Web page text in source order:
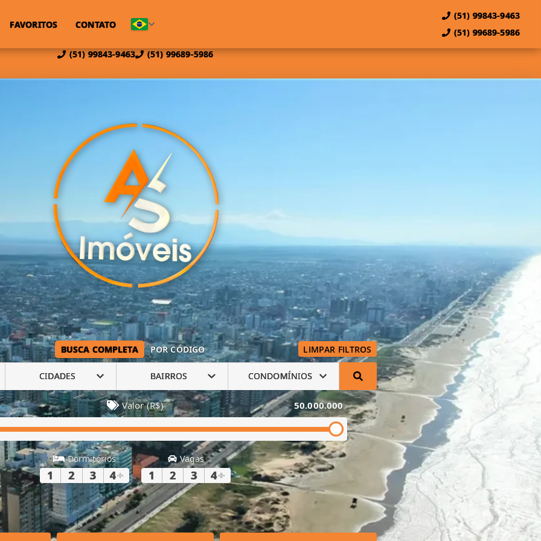
(51) 99843-9463 (51) 99689-5986
FAVORITOS CONTATO
(51) 99843-9463
(51) 99689-5986
BUSCA COMPLETA POR CÓDIGO LIMPAR FILTROS
CIDADES BAIRROS CONDOMÍNIOS
Valor (R$) 50.000.000
Dormitórios
1 2 3 4+
Vagas
1 2 3 4+